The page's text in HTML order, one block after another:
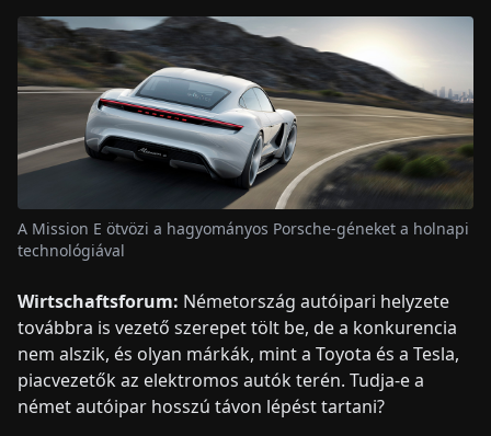
A Mission E ötvözi a hagyományos Porsche-géneket a holnapi
technológiával
Wirtschaftsforum: Németország autóipari helyzete
továbbra is vezető szerepet tölt be, de a konkurencia
nem alszik, és olyan márkák, mint a Toyota és a Tesla,
piacvezetők az elektromos autók terén. Tudja-e a
német autóipar hosszú távon lépést tartani?